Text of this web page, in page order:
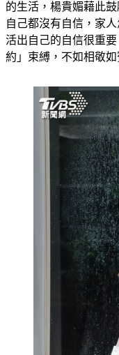
孩子都有自己的想法
的生活，楊貴媚藉此
自己都沒有自信，家
活出自己的自信很重